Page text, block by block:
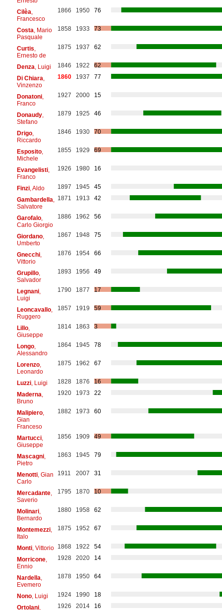
Cilèa
Francesco
1866 1950 76
Costa , Mario
Pasquale
1858 1933 73
Curtis
Ernesto de
1875 1937 62
Denza , Luigi 1846 1922
62
Di Chiara
Vinzenzo
1860 1937 77
Donatoni,
Franco
1927 2000 15
Donaudy,
Stefano
1879 1925 46
Drigo,
Riccardo
1846 1930 70
Esposito,
Michele
1855 1929 69
Evangelisti,
Franco
1926 1980 16
Finzi, Aldo 1897 1945
45
Gambardella
Salvatore
1871 1913 42
Garofalo,
Carlo Giorgio
1886 1962 56
Giordano,
Umberto
1867 1948 75
Gnecchi,
Vittorio
1876 1954 66
Grupillo,
Salvador
1893 1956 49
Legnani,
Luigi
1790 1877 17
Leoncavallo,
Ruggero
1857 1919 59
Lillo,
Giuseppe
1814 1863 3
Longo,
Alessandro
1864 1945 78
Lorenzo,
Leonardo
1875 1962 67
Luzzi, Luigi 1828 1876
16
Maderna
Bruno
1920 1973 22
Malipiero,
Gian
Franceso
1882 1973 60
Martucci,
Giuseppe
1856 1909 49
Mascagni,
Pietro
1863 1945 79
Menotti, Gian
Carlo
1911 2007 31
Mercadante,
Saverio
1795 1870 10
Molinari,
Bernardo
1880 1958 62
Montemezzi,
Italo
1875 1952 67
Monti, Vittorio 1868 1922
54
Morricone,
Ennio
1928 2020 14
Nardella
Evemero
1878 1950 64
Nono, Luigi 1924 1990
18
Ortolani, 1926 2014 16